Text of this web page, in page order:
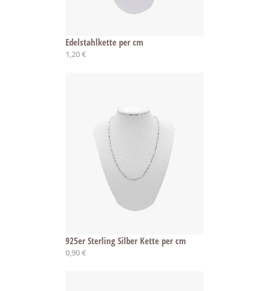
Edelstahlkette per cm
1,20 €
925er Sterling Silber Kette per cm
0,90 €